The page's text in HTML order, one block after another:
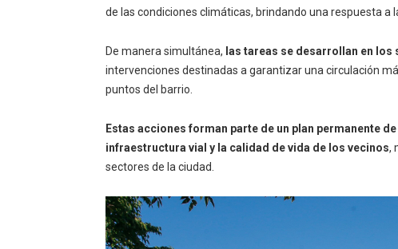
de las condiciones climáticas, brindando una respuesta a
De manera simultánea, las tareas se desarrollan en los
intervenciones destinadas a garantizar una circulación
puntos del barrio.
Estas acciones forman parte de un plan permanente
infraestructura vial y la calidad de vida de los vecinos,
sectores de la ciudad.